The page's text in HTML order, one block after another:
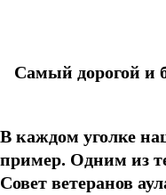
Самый дорогой и
В каждом уголке
пример. Одним из
Совет ветеранов